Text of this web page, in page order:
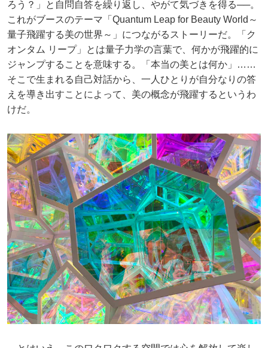
ろう？」と自問自答を繰り返し、やがて気づきを得る──。
これがブースのテーマ「Quantum Leap for Beauty World～
量子飛躍する美の世界～」につながるストーリーだ。「ク
オンタム リープ」とは量子力学の言葉で、何かが飛躍的に
ジャンプすることを意味する。「本当の美とは何か」……
そこで生まれる自己対話から、一人ひとりが自分なりの答
えを導き出すことによって、美の概念が飛躍するというわ
けだ。